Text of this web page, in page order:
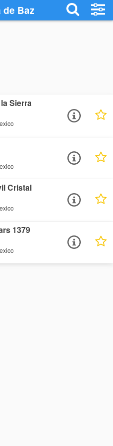
Baz
Sierra
Cristal
1379